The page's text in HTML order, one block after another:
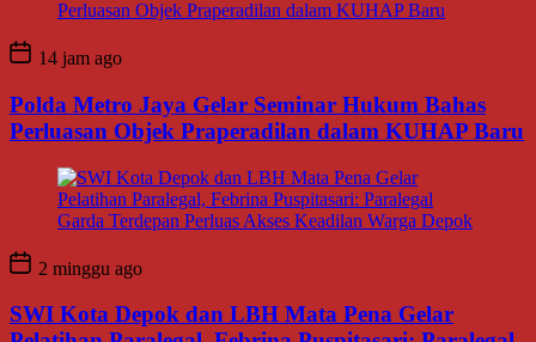
14 jam ago
Polda Metro Jaya Gelar Seminar Hukum Bahas
Perluasan Objek Praperadilan dalam KUHAP Baru
2 minggu ago
SWI Kota Depok dan LBH Mata Pena Gelar